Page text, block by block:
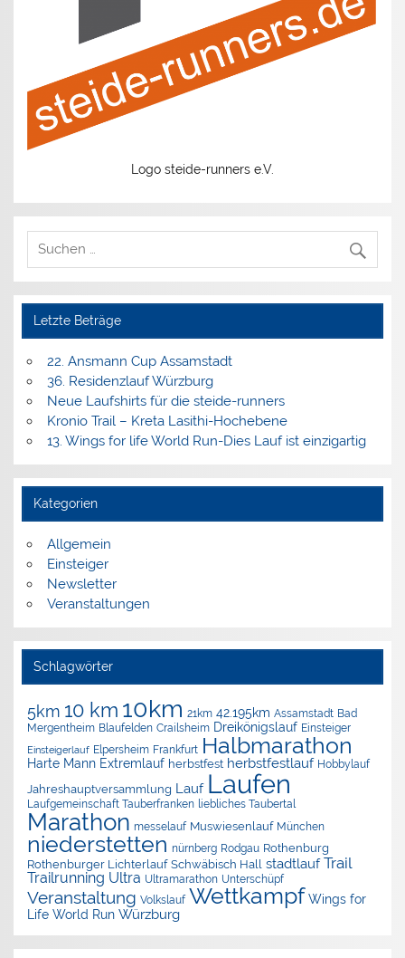
Logo steide-runners e.V.
Letzte Beträge
22. Ansmann Cup Assamstadt
36. Residenzlauf Würzburg
Neue Laufshirts für die steide-runners
Kronio Trail – Kreta Lasithi-Hochebene
13. Wings for life World Run-Dies Lauf ist einzigartig
Kategorien
Allgemein
Einsteiger
Newsletter
Veranstaltungen
Schlagwörter
5km 10 km 10km 21km 42.195km Assamstadt Bad
Mergentheim Blaufelden Crailsheim Dreikönigslauf Einsteiger
Einsteigerlauf Elpersheim Frankfurt Halbmarathon
Harte Mann Extremlauf herbstfest herbstfestlauf Hobbylauf
Jahreshauptversammlung Lauf Laufen
Laufgemeinschaft Tauberfranken liebliches Taubertal
Marathon messelauf Muswiesenlauf München
niederstetten nürnberg Rodgau Rothenburg
Rothenburger Lichterlauf Schwäbisch Hall stadtlauf Trail
Trailrunning Ultra Ultramarathon Unterschüpf
Veranstaltung Volkslauf Wettkampf Wings for
Life World Run Würzburg